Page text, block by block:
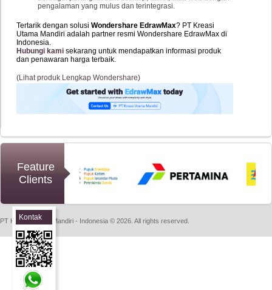
pengalaman yang mulus dan terintegrasi.
Tertarik dengan solusi Wondershare EdrawMax? PT Kreasi
Utama Mandiri adalah partner resmi Wondershare EdrawMax di
Indonesia.
Hubungi kami sekarang untuk mendapatkan informasi produk
dan penawaran harga terbaik.
(Lihat produk Lengkap Wondershare)
Feature
Clients
PT Kreasi Utama Mandiri - Indonesia © 2026. All rights reserved.
Kontak
Sales